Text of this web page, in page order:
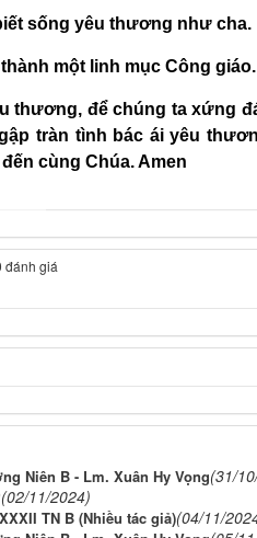
sống yêu thương như cha.
một linh mục Công giáo.
thương, để chúng ta xứng
tràn tình bác ái yêu
cùng Chúa. Amen
đánh giá
Niên B - Lm. Xuân Hy Vọng(31/
(02/11/2024)
TN B (Nhiều tác giả)(04/11/